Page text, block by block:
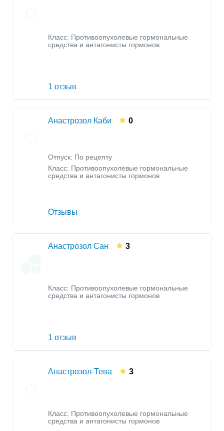
Класс: Противоопухолевые гормональные
средства и антагонисты гормонов
1 отзыв
Анастрозол Каби 0
Отпуск: По рецепту
Класс: Противоопухолевые гормональные
средства и антагонисты гормонов
Отзывы
Анастрозол Сан 3
Класс: Противоопухолевые гормональные
средства и антагонисты гормонов
1 отзыв
Анастрозол-Тева 3
Класс: Противоопухолевые гормональные
средства и антагонисты гормонов